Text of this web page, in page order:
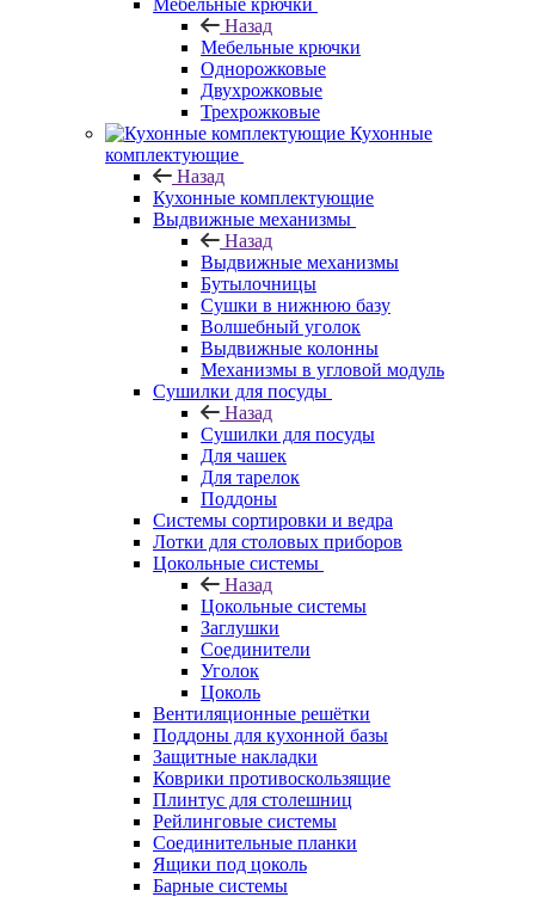
Мебельные крючки
Назад
Мебельные крючки
Однорожковые
Двухрожковые
Трехрожковые
Кухонные
комплектующие
Назад
Кухонные комплектующие
Выдвижные механизмы
Назад
Выдвижные механизмы
Бутылочницы
Сушки в нижнюю базу
Волшебный уголок
Выдвижные колонны
Механизмы в угловой модуль
Сушилки для посуды
Назад
Сушилки для посуды
Для чашек
Для тарелок
Поддоны
Системы сортировки и ведра
Лотки для столовых приборов
Цокольные системы
Назад
Цокольные системы
Заглушки
Соединители
Уголок
Цоколь
Вентиляционные решётки
Поддоны для кухонной базы
Защитные накладки
Коврики противоскользящие
Плинтус для столешниц
Рейлинговые системы
Соединительные планки
Ящики под цоколь
Барные системы